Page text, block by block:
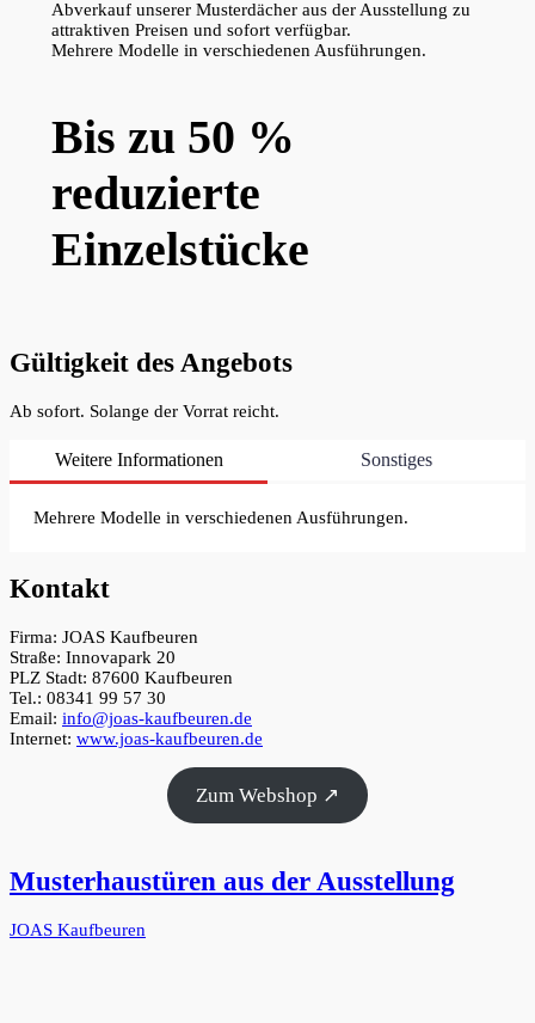
Abverkauf unserer Musterdächer aus der Ausstellung zu
attraktiven Preisen und sofort verfügbar.
Mehrere Modelle in verschiedenen Ausführungen.
Bis zu 50 %
reduzierte
Einzelstücke
Gültigkeit des Angebots
Ab sofort. Solange der Vorrat reicht.
Weitere Informationen Sonstiges
Mehrere Modelle in verschiedenen Ausführungen.
Kontakt
Firma: JOAS Kaufbeuren
Straße: Innovapark 20
PLZ Stadt: 87600 Kaufbeuren
Tel.: 08341 99 57 30
Email: info@joas-kaufbeuren.de
Internet: www.joas-kaufbeuren.de
Zum Webshop ↗
Musterhaustüren aus der Ausstellung
JOAS Kaufbeuren